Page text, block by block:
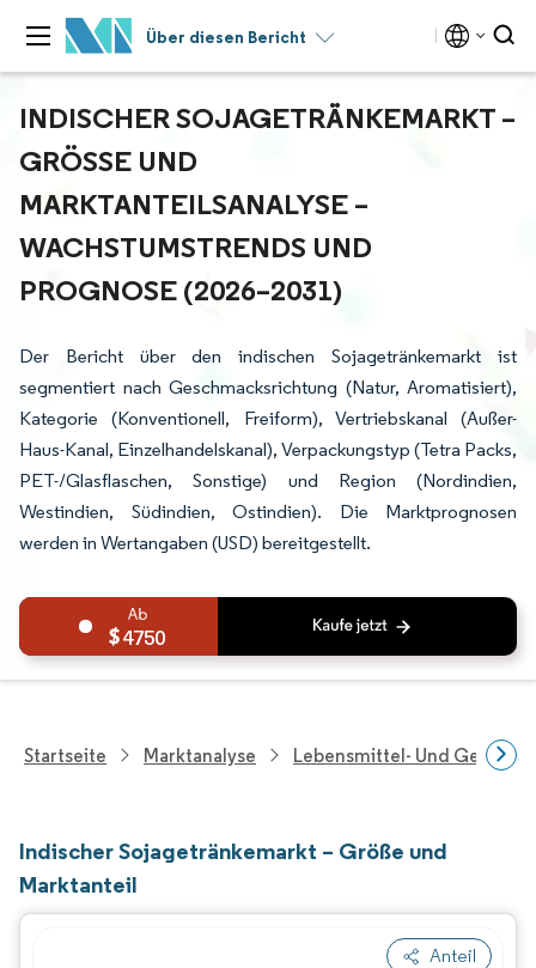
Über diesen Bericht
INDISCHER SOJAGETRÄNKEMARKT –
GRÖSSE UND M
ARKTANTEILSANALYSE – W
ACHSTUMSTRENDS UND P
ROGNOSE (2026–2031)
Der Bericht über den indischen Sojagetränkemarkt ist
segmentiert nach Geschmacksrichtung (Natur, Aromatisiert),
Kategorie (Konventionell, Freiform), Vertriebskanal (Außer-
Haus-Kanal, Einzelhandelskanal), Verpackungstyp (Tetra Packs,
PET-/Glasflaschen, Sonstige) und Region (Nordindien,
Westindien, Südindien, Ostindien). Die Marktprognosen
werden in Wertangaben (USD) bereitgestellt.
4750
Startseite Marktanalyse Lebensmittel- Und
Indischer Sojagetränkemarkt – Größe und
Marktanteil
Anteil